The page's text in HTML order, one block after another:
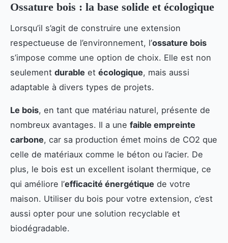
Ossature bois : la base solide et écologique
Lorsqu’il s’agit de construire une extension
respectueuse de l’environnement, l’ossature bois
s’impose comme une option de choix. Elle est non
seulement durable et écologique, mais aussi
adaptable à divers types de projets.
Le bois, en tant que matériau naturel, présente de
nombreux avantages. Il a une faible empreinte
carbone, car sa production émet moins de CO2 que
celle de matériaux comme le béton ou l’acier. De
plus, le bois est un excellent isolant thermique, ce
qui améliore l’efficacité énergétique de votre
maison. Utiliser du bois pour votre extension, c’est
aussi opter pour une solution recyclable et
biodégradable.